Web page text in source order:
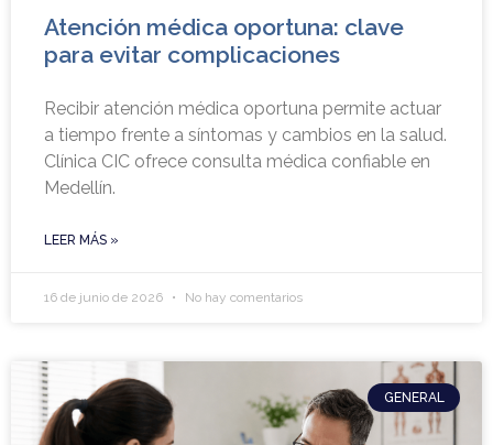
Atención médica oportuna: clave
para evitar complicaciones
Recibir atención médica oportuna permite actuar
a tiempo frente a síntomas y cambios en la salud.
Clínica CIC ofrece consulta médica confiable en
Medellín.
LEER MÁS »
16 de junio de 2026 No hay comentarios
GENERAL